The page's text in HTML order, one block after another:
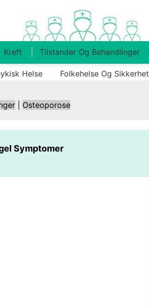
Kreft Tilstander Og Behandlinger
Helse Folkehelse Og Sikkerhet
Osteoporose
Symptomer